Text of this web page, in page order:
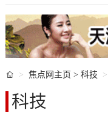
 焦点网主页 > 科技
科技